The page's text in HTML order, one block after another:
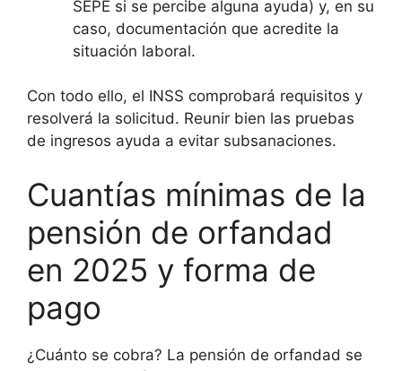
SEPE si se percibe alguna ayuda) y, en su
caso, documentación que acredite la
situación laboral.
Con todo ello, el INSS comprobará requisitos y
resolverá la solicitud. Reunir bien las pruebas
de ingresos ayuda a evitar subsanaciones.
Cuantías mínimas de la
pensión de orfandad
en 2025 y forma de
pago
¿Cuánto se cobra? La pensión de orfandad se